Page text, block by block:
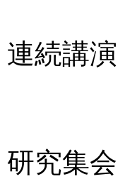
連続講
研究集会